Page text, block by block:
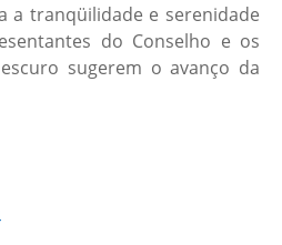
a tranqüilidade e serenidade
do Conselho e os
sugerem o avanço da